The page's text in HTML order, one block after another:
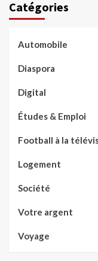
Catégories
Automobile
Diaspora
Digital
Études & Emploi
Football à la
Logement
Société
Votre argent
Voyage